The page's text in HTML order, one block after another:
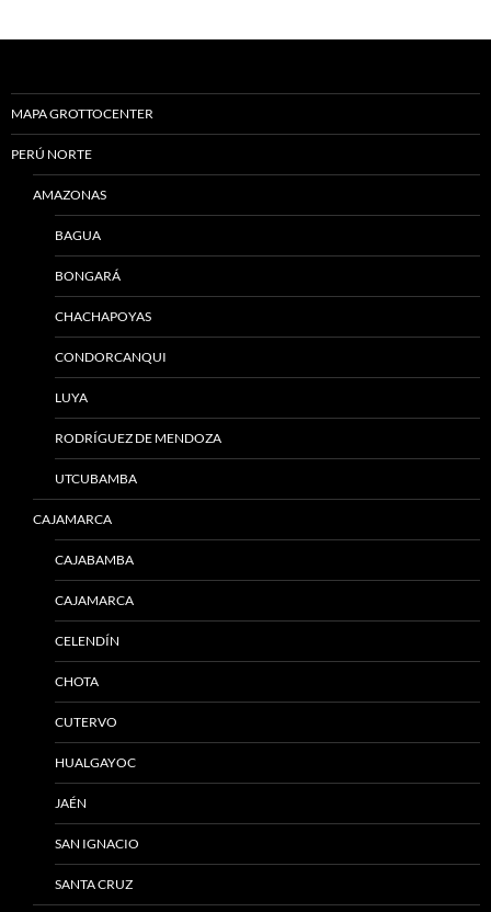
MAPA GROTTOCENTER
PERÚ NORTE
AMAZONAS
BAGUA
BONGARÁ
CHACHAPOYAS
CONDORCANQUI
LUYA
RODRÍGUEZ DE MENDOZA
UTCUBAMBA
CAJAMARCA
CAJABAMBA
CAJAMARCA
CELENDÍN
CHOTA
CUTERVO
HUALGAYOC
JAÉN
SAN IGNACIO
SANTA CRUZ